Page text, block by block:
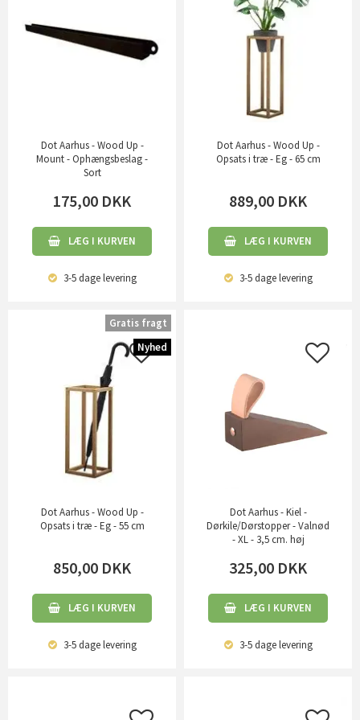
Dot Aarhus - Wood Up -
Mount - Ophængsbeslag -
Sort
175,00 DKK
LÆG I KURVEN
3-5 dagelevering
Dot Aarhus - Wood Up -
Opsats i træ - Eg - 65 cm
889,00 DKK
LÆG I KURVEN
3-5 dagelevering
Dot Aarhus - Wood Up -
Opsats i træ - Eg - 55 cm
850,00 DKK
LÆG I KURVEN
3-5 dagelevering
Gratis fragt
Nyhed
Dot Aarhus - Kiel -
Dørkile/Dørstopper - Valnød
- XL - 3,5 cm. høj
325,00 DKK
LÆG I KURVEN
3-5 dagelevering